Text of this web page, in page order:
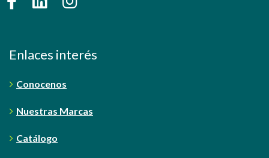
Enlaces interés
Conocenos
Nuestras Marcas
Catálogo